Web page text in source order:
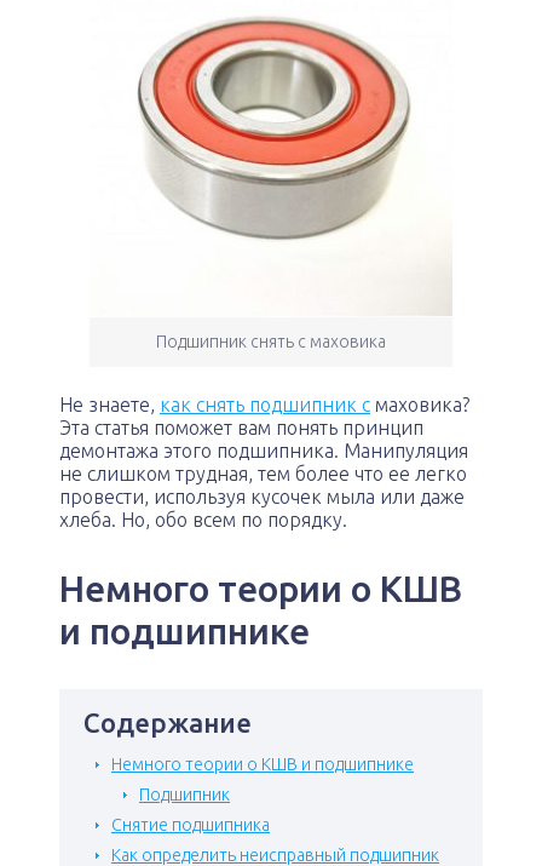
Подшипник снять с маховика
Не знаете, как снять подшипник с маховика?
Эта статья поможет вам понять принцип
демонтажа этого подшипника. Манипуляция
не слишком трудная, тем более что ее легко
провести, используя кусочек мыла или даже
хлеба. Но, обо всем по порядку.
Немного теории о КШВ
и подшипнике
Содержание
Немного теории о КШВ и подшипнике
Подшипник
Снятие подшипника
Как определить неисправный подшипник